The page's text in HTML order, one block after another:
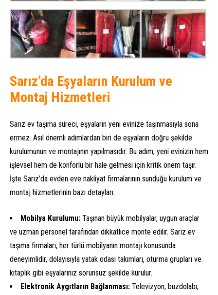
Sarız’da Eşyaların Kurulum ve
Montaj Hizmetleri
Sarız ev taşıma süreci, eşyaların yeni evinize taşınmasıyla sona
ermez. Asıl önemli adımlardan biri de eşyaların doğru şekilde
kurulumunun ve montajının yapılmasıdır. Bu adım, yeni evinizin hem
işlevsel hem de konforlu bir hale gelmesi için kritik önem taşır.
İşte Sarız’da evden eve nakliyat firmalarının sunduğu kurulum ve
montaj hizmetlerinin bazı detayları:
Mobilya Kurulumu: Taşınan büyük mobilyalar, uygun araçlar
ve uzman personel tarafından dikkatlice monte edilir. Sarız ev
taşıma firmaları, her türlü mobilyanın montajı konusunda
deneyimlidir, dolayısıyla yatak odası takımları, oturma grupları ve
kitaplık gibi eşyalarınız sorunsuz şekilde kurulur.
Elektronik Aygıtların Bağlanması: Televizyon, buzdolabı,